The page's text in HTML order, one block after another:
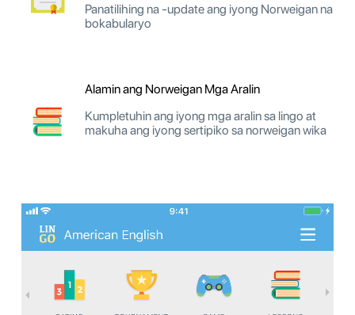
Panatilihing na -update ang iyong Norweigan na
bokabularyo
Alamin ang Norweigan Mga Aralin
Kumpletuhin ang iyong mga aralin sa lingo at
makuha ang iyong sertipiko sa norweigan wika